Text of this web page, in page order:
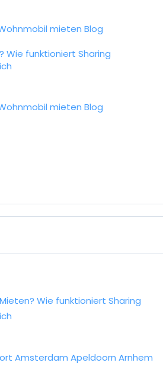
mieten Blog
Wie funktioniert Sharing
mieten Blog
Wie funktioniert Sharing
Amsterdam Apeldoorn Arnhem